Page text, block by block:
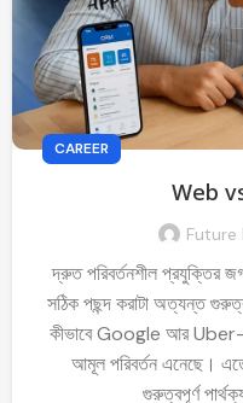
CAREER
Web
Future
দ্রুত পরিবর্তনশীল প্রযুক্তির
সঠিক পছন্দ করাটা অত্যন্ত
কীভাবে Google আর Uber-এর
আমূল পরিবর্তন এনেছে।
গুরুত্বপূর্ণ